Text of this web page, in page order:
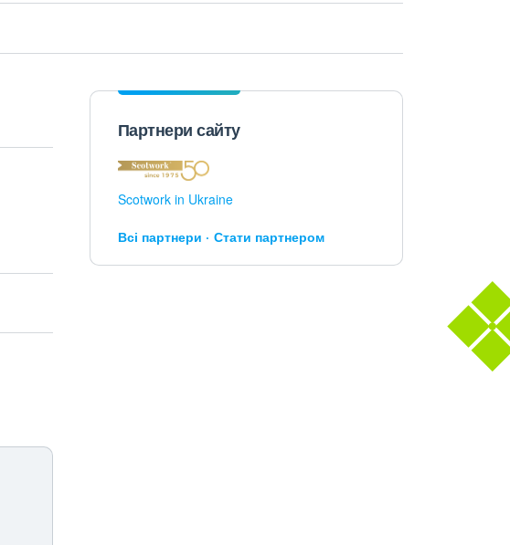
Партнери сайту
Scotwork in Ukraine
Всі партнери Стати партнером